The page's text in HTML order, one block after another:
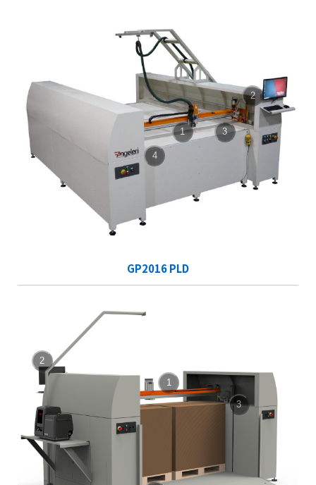
1
2
3
4
GP2016 PLD
1
2
3